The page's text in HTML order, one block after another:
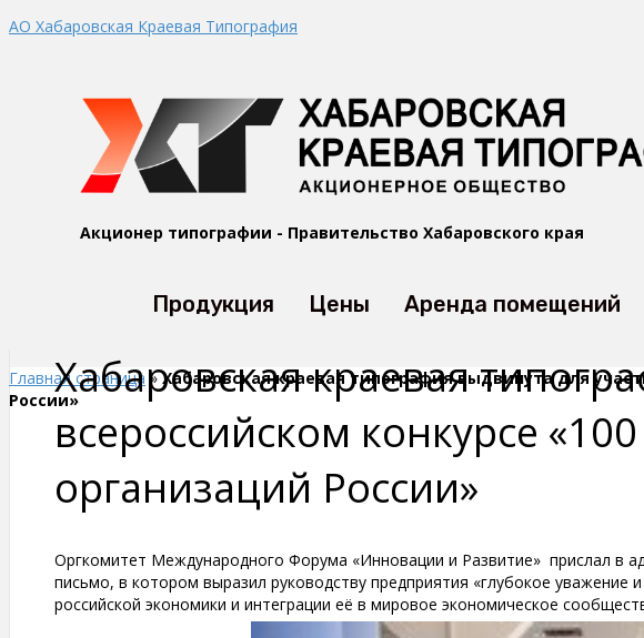
АО Хабаровская Краевая Типография
Акционер типографии - Правительство Хабаровского края
Продукция Цены Аренда помещений
Главная страница »Хабаровская краевая типография выдвинута для
России»Хабаровская краевая
всероссийском конкурсе
организаций России»
Оргкомитет Международного Форума «Инновации и Развитие» прислал в
письмо, в котором выразил руководству предприятия «глубокое уважение
российской экономики и интеграции её в мировое экономическое